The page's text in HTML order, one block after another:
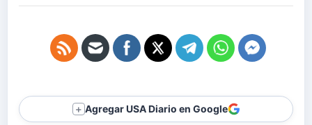
＋ Agregar USA Diario en Google